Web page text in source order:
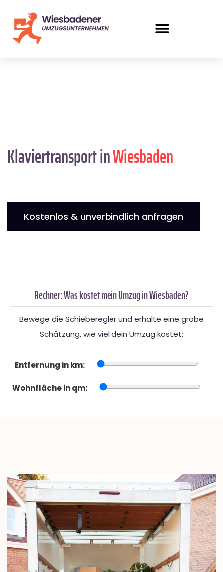
Klaviertransport inWiesbaden
Kostenlos & unverbindlich anfragen
Rechner: Was kostet mein Umzug in Wiesbaden?
Bewege die Schieberegler und erhalte eine grobe
Schätzung, wie viel dein Umzug kostet:
Entfernung in km:
Wohnfläche in qm: